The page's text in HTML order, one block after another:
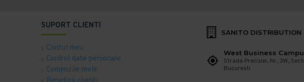
SUPORT CLIENTI
Contul meu
Control date personale
Comenzile mele
SANITO DISTRIBUTION
West Business
Strada Preciziei, Nr, 3W,
Bucuresti